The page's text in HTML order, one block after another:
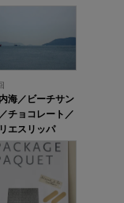
海／ビーチサン
チョコレート／
エスリッパ